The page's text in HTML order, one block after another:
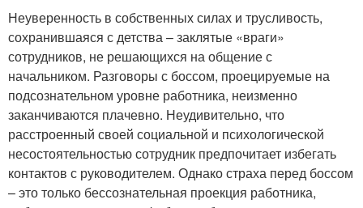
Неуверенность в собственных силах и трусливость,
сохранившаяся с детства – заклятые «враги»
сотрудников, не решающихся на общение с
начальником. Разговоры с боссом, проецируемые на
подсознательном уровне работника, неизменно
заканчиваются плачевно. Неудивительно, что
расстроенный своей социальной и психологической
несостоятельностью сотрудник предпочитает избегать
контактов с руководителем. Однако страха перед боссом
– это только бессознательная проекция работника,